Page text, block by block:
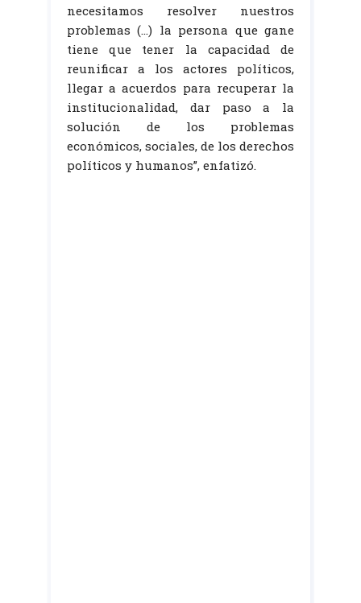
necesitamos resolver nuestros
problemas (…) la persona que gane
tiene que tener la capacidad de
reunificar a los actores políticos,
llegar a acuerdos para recuperar la
institucionalidad, dar paso a la
solución de los problemas
económicos, sociales, de los derechos
políticos y humanos”, enfatizó.